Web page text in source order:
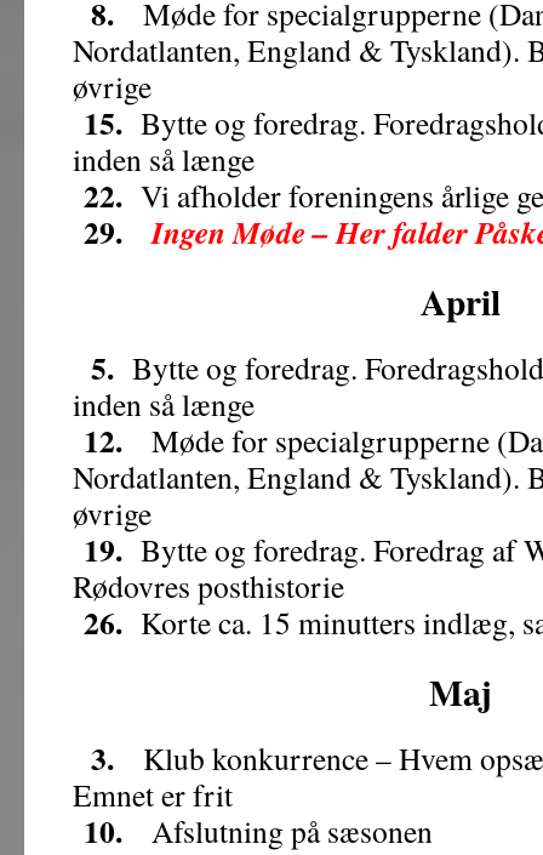
8. Møde for specialgrupperne
Nordatlanten, England & Tyskland).
øvrige
15. Bytte og foredrag.
inden så længe
22. Vi afholder foreningens årlige
29. Ingen Møde – Her falder
April
5. Bytte og foredrag.
inden så længe
12. Møde for specialgrupperne
Nordatlanten, England & Tyskland).
øvrige
19. Bytte og foredrag. Foredrag af
Rødovres posthistorie
26. Korte ca. 15 minutters indlæg,
Maj
3. Klub konkurrence – Hvem
Emnet er frit
10. Afslutning på sæsonen